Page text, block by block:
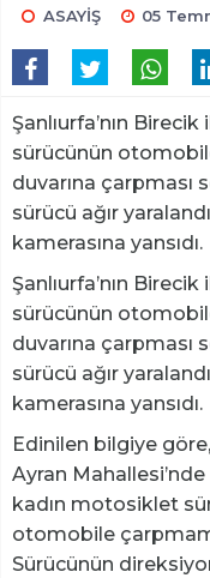
ASAYİŞ 05
Şanlıurfa’nın
sürücünün
duvarına çarpması
sürücü ağır
kamerasına yansıdı.
Şanlıurfa’nın
sürücünün
duvarına çarpması
sürücü ağır
kamerasına yansıdı.
Edinilen bilgiye
Ayran
kadın motosiklet
otomobile
Sürücünün